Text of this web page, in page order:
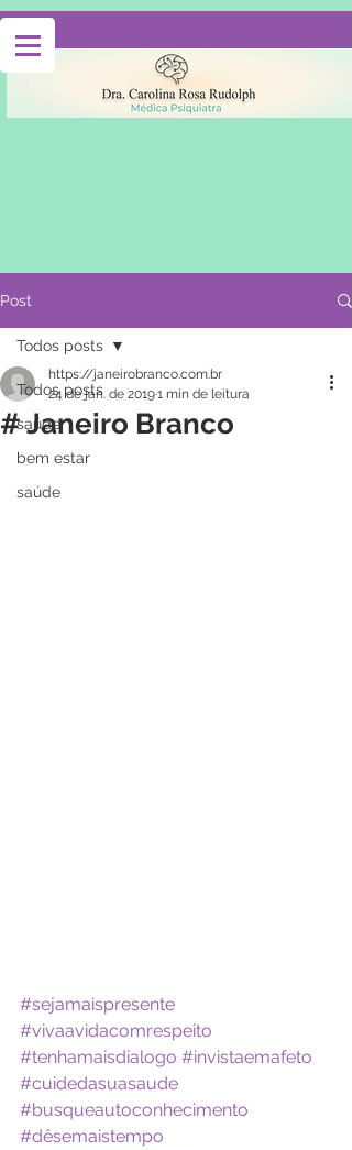
Post
Todos posts
saúde
bem estar
saúde
Todos posts
# Janeiro Branco
https://janeirobranco.com.br
24 de jan. de 20191 min de leitura
#sejamaispresente
#vivaavidacomrespeito
#tenhamaisdialogo #invistaemafeto
#cuidedasuasaude
#busqueautoconhecimento
#dêsemaistempo